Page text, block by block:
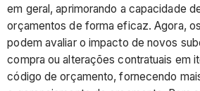
em geral, aprimorando a capacidade
orçamentos de forma eficaz. Agora,
podem avaliar o impacto de novos
compra ou alterações contratuais em
código de orçamento, fornecendo